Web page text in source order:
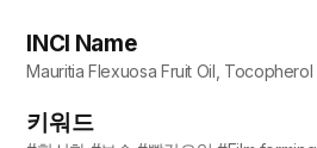
INCI Name
Mauritia Flexuosa Fruit Oil, Tocopherol
키워드